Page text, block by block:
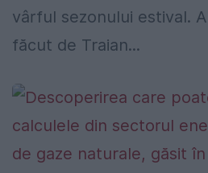
vârful sezonului estival.
făcut de Traian...